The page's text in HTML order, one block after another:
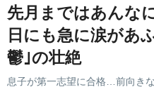
先月まではあんな
日にも急に涙があ
鬱｣の壮絶
息子が第一志望に合格…前向き